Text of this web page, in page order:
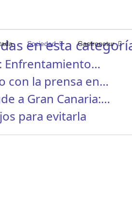
Sociedad Gastronotur
en esta
Enfrentamiento…
con la prensa en…
a Gran Canaria:…
para evitarla